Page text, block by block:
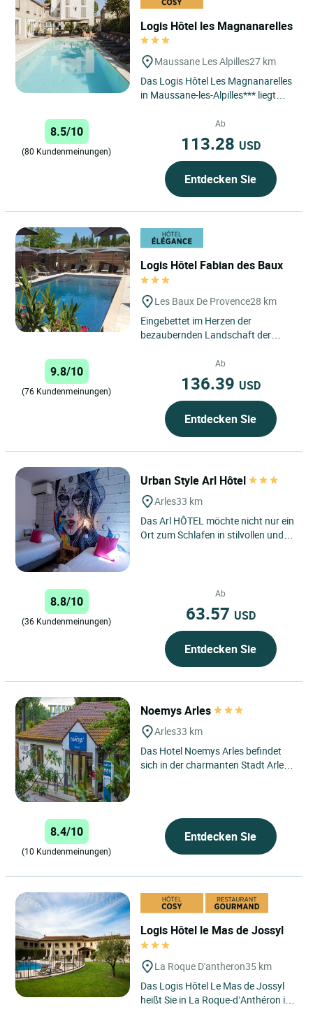
Logis Hôtel les Magnanarelles
Maussane Les Alpilles27 km
Das Logis Hôtel Les Magnanarelles
in Maussane-les-Alpilles*** liegt
Dorfes Maussane-les-Alpilles...
8.5/10
(80 Kundenmeinungen)
Ab
113.28 USD
Entdecken Sie
Logis Hôtel Fabian des Baux
Les Baux De Provence28 km
Eingebettet im Herzen der
bezaubernden Landschaft der
Dörfer Frankreichs, lädt Sie das...
9.8/10
(76 Kundenmeinungen)
Ab
136.39 USD
Entdecken Sie
Urban Style Arl Hôtel
Arles33 km
Das Arl HÔTEL möchte nicht nur ein
Ort zum Schlafen in stilvollen und
8.8/10
(36 Kundenmeinungen)
Ab
63.57 USD
Entdecken Sie
Noemys Arles
Arles33 km
Das Hotel Noemys Arles befindet
sich in der charmanten Stadt Arles
8.4/10
(10 Kundenmeinungen)
Entdecken Sie
Logis Hôtel le Mas de Jossyl
La Roque D'antheron35 km
Das Logis Hôtel Le Mas de Jossyl
heißt Sie in La Roque-d’Anthéron im